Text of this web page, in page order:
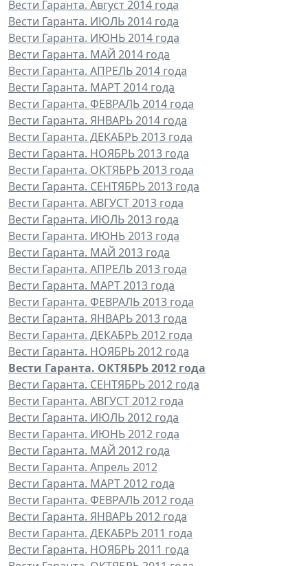
Вести Гаранта. Август 2014 года
Вести Гаранта. ИЮЛЬ 2014 года
Вести Гаранта. ИЮНЬ 2014 года
Вести Гаранта. МАЙ 2014 года
Вести Гаранта. АПРЕЛЬ 2014 года
Вести Гаранта. МАРТ 2014 года
Вести Гаранта. ФЕВРАЛЬ 2014 года
Вести Гаранта. ЯНВАРЬ 2014 года
Вести Гаранта. ДЕКАБРЬ 2013 года
Вести Гаранта. НОЯБРЬ 2013 года
Вести Гаранта. ОКТЯБРЬ 2013 года
Вести Гаранта. СЕНТЯБРЬ 2013 года
Вести Гаранта. АВГУСТ 2013 года
Вести Гаранта. ИЮЛЬ 2013 года
Вести Гаранта. ИЮНЬ 2013 года
Вести Гаранта. МАЙ 2013 года
Вести Гаранта. АПРЕЛЬ 2013 года
Вести Гаранта. МАРТ 2013 года
Вести Гаранта. ФЕВРАЛЬ 2013 года
Вести Гаранта. ЯНВАРЬ 2013 года
Вести Гаранта. ДЕКАБРЬ 2012 года
Вести Гаранта. НОЯБРЬ 2012 года
Вести Гаранта. ОКТЯБРЬ 2012 года
Вести Гаранта. СЕНТЯБРЬ 2012 года
Вести Гаранта. АВГУСТ 2012 года
Вести Гаранта. ИЮЛЬ 2012 года
Вести Гаранта. ИЮНЬ 2012 года
Вести Гаранта. МАЙ 2012 года
Вести Гаранта. Апрель 2012
Вести Гаранта. МАРТ 2012 года
Вести Гаранта. ФЕВРАЛЬ 2012 года
Вести Гаранта. ЯНВАРЬ 2012 года
Вести Гаранта. ДЕКАБРЬ 2011 года
Вести Гаранта. НОЯБРЬ 2011 года